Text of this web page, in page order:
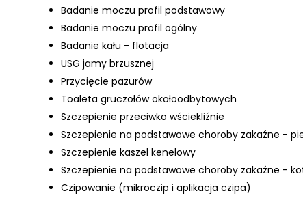
Badanie moczu profil podstawowy
Badanie moczu profil ogólny
Badanie kału - flotacja
USG jamy brzusznej
Przycięcie pazurów
Toaleta gruczołów okołoodbytowych
Szczepienie przeciwko wściekliźnie
Szczepienie na podstawowe choroby zakaźne -
Szczepienie kaszel kenelowy
Szczepienie na podstawowe choroby zakaźne -
Czipowanie (mikroczip i aplikacja czipa)